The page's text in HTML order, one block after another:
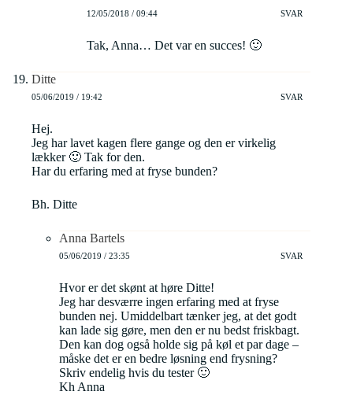
12/05/2018 / 09:44 SVAR
Tak, Anna… Det var en succes! 🙂
Ditte
05/06/2019 / 19:42 SVAR
Hej.
Jeg har lavet kagen flere gange og den er virkelig
lækker 🙂 Tak for den.
Har du erfaring med at fryse bunden?
Bh. Ditte
Anna Bartels
05/06/2019 / 23:35 SVAR
Hvor er det skønt at høre Ditte!
Jeg har desværre ingen erfaring med at fryse
bunden nej. Umiddelbart tænker jeg, at det godt
kan lade sig gøre, men den er nu bedst friskbagt.
Den kan dog også holde sig på køl et par dage –
måske det er en bedre løsning end frysning?
Skriv endelig hvis du tester 🙂
Kh Anna